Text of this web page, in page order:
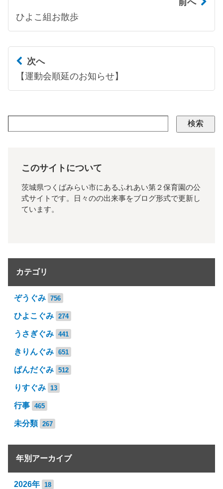
ひよこ組お散歩
次へ
【運動会順延のお知らせ】
検索
このサイトについて
茨城県つくばみらい市にあるふれあい第２保育園の公
式サイトです。日々のの出来事をブログ形式で更新し
ています。
カテゴリ
ぞうぐみ 756
ひよこぐみ 274
うさぎぐみ 441
きりんぐみ 651
ぱんだぐみ 512
りすぐみ 13
行事 465
未分類 267
年別アーカイブ
2026年 18